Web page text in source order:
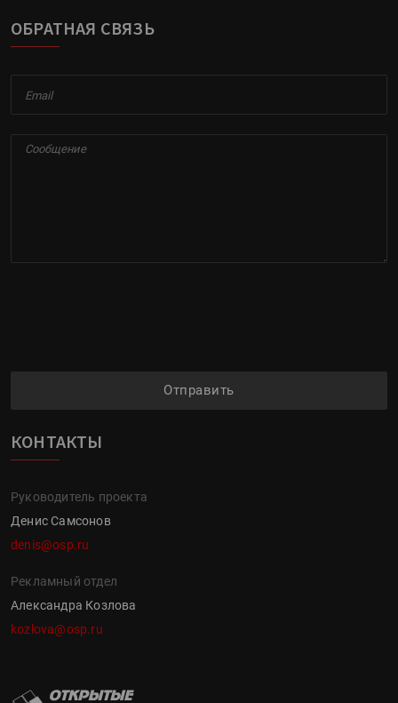
ОБРАТНАЯ СВЯЗЬ
Отправить
КОНТАКТЫ
Руководитель проекта
Денис Самсонов
denis@osp.ru
Рекламный отдел
Александра Козлова
kozlova@osp.ru